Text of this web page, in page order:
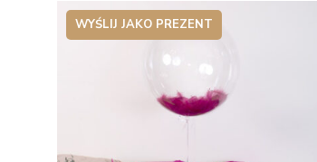
WYŚLIJ JAKO PREZENT